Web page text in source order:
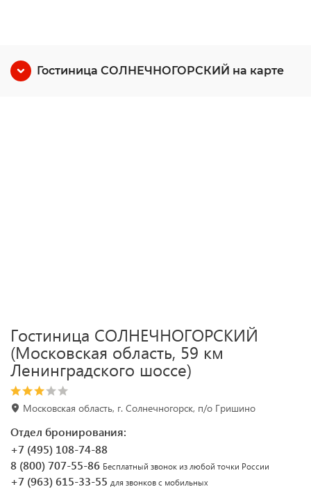
Гостиница СОЛНЕЧНОГОРСКИЙ на карте
Гостиница СОЛНЕЧНОГОРСКИЙ
(Московская область, 59 км
Ленинградского шоссе)
Московская область, г. Солнечногорск, п/о Гришино
Отдел бронирования:
+7 (495) 108-74-88
8 (800) 707-55-86 Бесплатный звонок из любой точки России
+7 (963) 615-33-55 для звонков с мобильных